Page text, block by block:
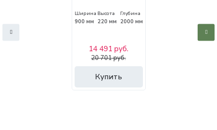
Ширина
900 мм
Высота
220 мм
Глубина
2000 мм
Купить
14 491 руб.
20 701 руб.